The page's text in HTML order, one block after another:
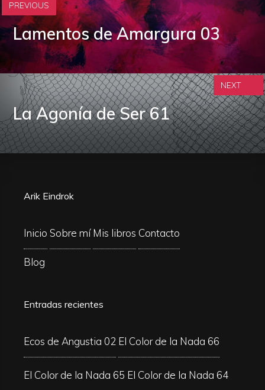
PREVIOUS
Lamentos de Amargura 03
La Agonía de Ser 61
NEXT
Arik Eindrok
Inicio Sobre mí Mis libros Contacto
Blog
Entradas recientes
Ecos de Angustia 02 El Color de la Nada 66
El Color de la Nada 65 El Color de la Nada 64